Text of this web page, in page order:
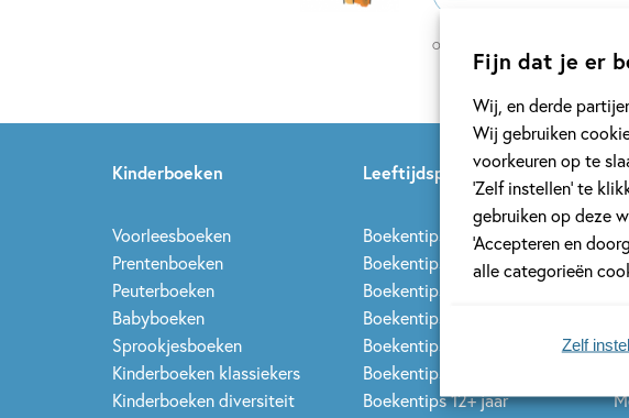
Fijn dat je er
Wij, en derde
Wij gebruiken
voorkeuren op te
‘Zelf instellen’ te
gebruiken op deze
‘Accepteren en
alle categorieën
Zelf
mailadres
Op onze nieuwsbrieven is het
Kinderboeken
Voorleesboeken
Prentenboeken
Peuterboeken
Babyboeken
Sprookjesboeken
Kinderboeken klassiekers
Kinderboeken diversiteit
Leeftijdspagina’s
Boekentips 0 - 1,5 jaar
Boekentips 1,5 - 3 jaar
Boekentips 3 - 5 jaar
Boekentips 5 - 7 jaar
Boekentips 7 - 9 jaar
Boekentips 9 - 12 jaar
Boekentips 12+ jaar